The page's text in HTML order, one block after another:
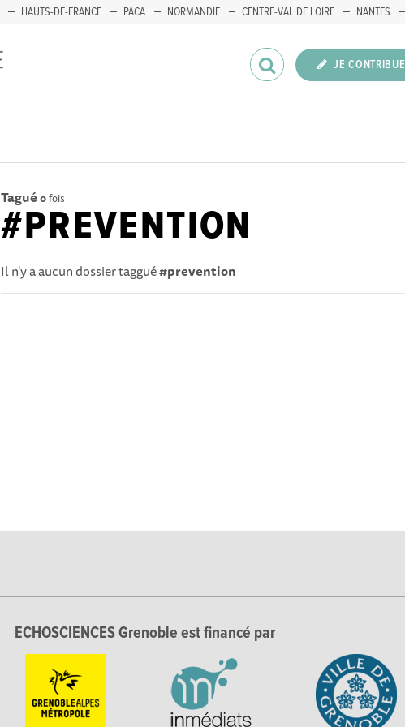
HAUTS-DE-FRANCE PACA NORMANDIE CENTRE-VAL DE LOIRE NANTES
JE CONTRIBUE
Tagué 0fois
#PREVENTION
Il n'y a aucun dossier taggué#prevention
ECHOSCIENCES Grenoble est financé par